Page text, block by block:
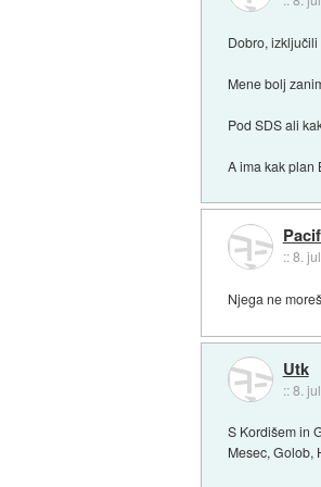
Dobro, izključili
Mene bolj
Pod SDS ali
A ima kak plan
::8.
Njega ne
Utk
::8.
S Kordišem in
Mesec, Golob,